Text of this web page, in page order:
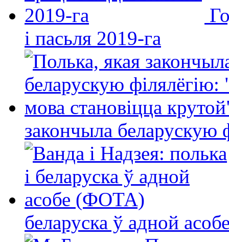
і пасьля 2019-га
закончыла беларускую
беларуска ў адной